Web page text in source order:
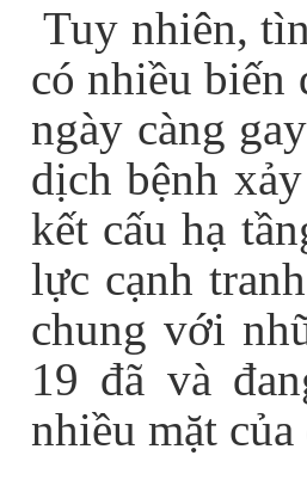
Tuy nhiên,
có nhiều biến
ngày càng
dịch bệnh
kết cấu hạ
lực cạnh
chung với
19 đã và
nhiều mặt